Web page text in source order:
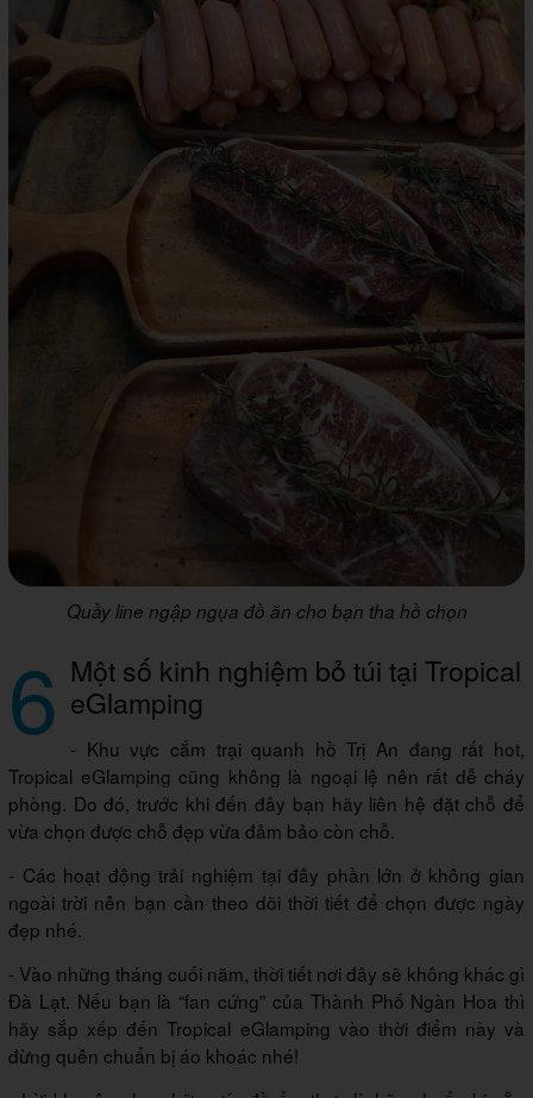
Quầy line ngập ngụa đồ ăn cho bạn tha hồ chọn
6 Một số kinh nghiệm bỏ túi tại Tropical
eGlamping
- Khu vực cắm trại quanh hồ Trị An đang rất hot,
Tropical eGlamping cũng không là ngoại lệ nên rất dễ cháy
phòng. Do đó, trước khi đến đây bạn hãy liên hệ đặt chỗ để
vừa chọn được chỗ đẹp vừa đảm bảo còn chỗ.
- Các hoạt động trải nghiệm tại đây phần lớn ở không gian
ngoài trời nên bạn cần theo dõi thời tiết để chọn được ngày
đẹp nhé.
- Vào những tháng cuối năm, thời tiết nơi đây sẽ không khác gì
Đà Lạt. Nếu bạn là “fan cứng” của Thành Phố Ngàn Hoa thì
hãy sắp xếp đến Tropical eGlamping vào thời điểm này và
đừng quên chuẩn bị áo khoác nhé!